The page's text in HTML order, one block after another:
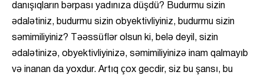
danışıqların bərpası yadınıza düşdü? Budurmu sizin
ədalətiniz, budurmu sizin obyektivliyiniz, budurmu sizin
səmimiliyiniz? Təəssüflər olsun ki, belə deyil, sizin
ədalətinizə, obyektivliyinizə, səmimiliyinizə inam qalmayıb
və inanan da yoxdur. Artıq çox gecdir, siz bu şansı, bu